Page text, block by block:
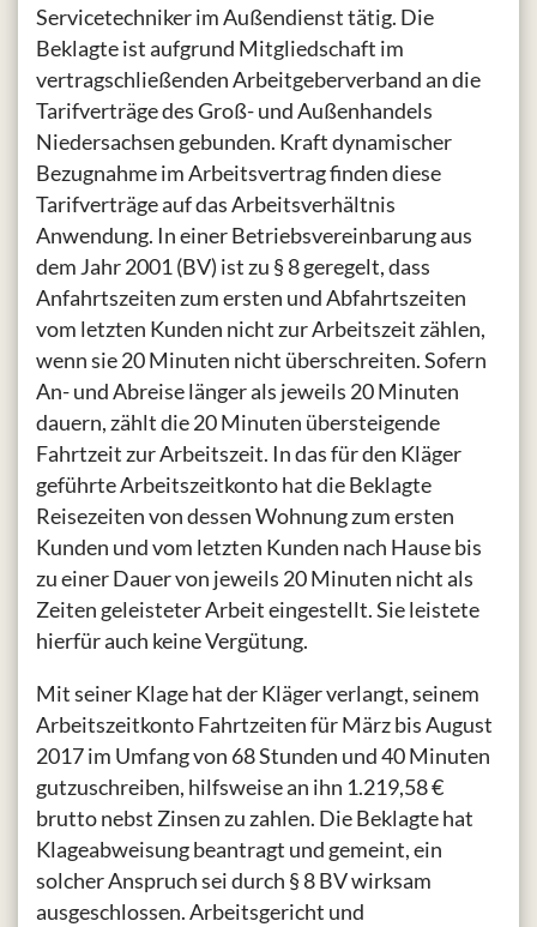
Servicetechniker im Außendienst tätig. Die
Beklagte ist aufgrund Mitgliedschaft im
vertragschließenden Arbeitgeberverband an die
Tarifverträge des Groß- und Außenhandels
Niedersachsen gebunden. Kraft dynamischer
Bezugnahme im Arbeitsvertrag finden diese
Tarifverträge auf das Arbeitsverhältnis
Anwendung. In einer Betriebsvereinbarung aus
dem Jahr 2001 (BV) ist zu § 8 geregelt, dass
Anfahrtszeiten zum ersten und Abfahrtszeiten
vom letzten Kunden nicht zur Arbeitszeit zählen,
wenn sie 20 Minuten nicht überschreiten. Sofern
An- und Abreise länger als jeweils 20 Minuten
dauern, zählt die 20 Minuten übersteigende
Fahrtzeit zur Arbeitszeit. In das für den Kläger
geführte Arbeitszeitkonto hat die Beklagte
Reisezeiten von dessen Wohnung zum ersten
Kunden und vom letzten Kunden nach Hause bis
zu einer Dauer von jeweils 20 Minuten nicht als
Zeiten geleisteter Arbeit eingestellt. Sie leistete
hierfür auch keine Vergütung.
Mit seiner Klage hat der Kläger verlangt, seinem
Arbeitszeitkonto Fahrtzeiten für März bis August
2017 im Umfang von 68 Stunden und 40 Minuten
gutzuschreiben, hilfsweise an ihn 1.219,58 €
brutto nebst Zinsen zu zahlen. Die Beklagte hat
Klageabweisung beantragt und gemeint, ein
solcher Anspruch sei durch § 8 BV wirksam
ausgeschlossen. Arbeitsgericht und